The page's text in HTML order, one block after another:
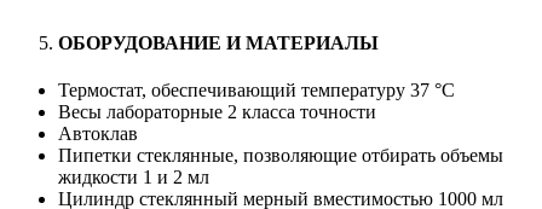
ОБОРУДОВАНИЕ И МАТЕРИАЛЫ
Термостат, обеспечивающий температуру 37 °С
Весы лабораторные 2 класса точности
Автоклав
Пипетки стеклянные, позволяющие отбирать объемы
жидкости 1 и 2 мл
Цилиндр стеклянный мерный вместимостью 1000 мл